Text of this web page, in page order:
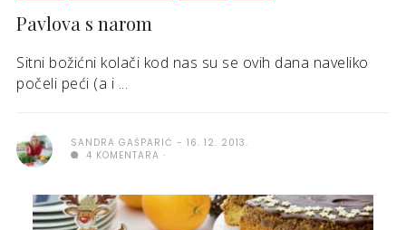
Pavlova s narom
Sitni božićni kolači kod nas su se ovih dana naveliko
počeli peći (a i ...
SANDRA GAŠPARIĆ
16. 12. 2013.
4 KOMENTARA